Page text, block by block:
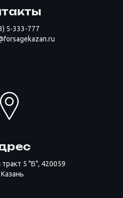
5-333-777
5 "Б", 420059
Казань